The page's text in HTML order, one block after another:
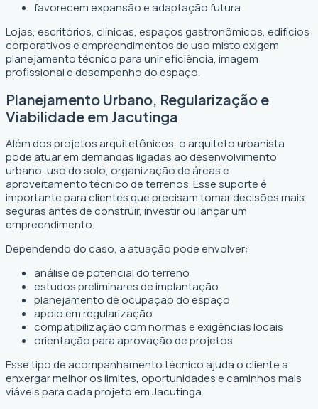
favorecem expansão e adaptação futura
Lojas, escritórios, clínicas, espaços gastronômicos, edifícios
corporativos e empreendimentos de uso misto exigem
planejamento técnico para unir eficiência, imagem
profissional e desempenho do espaço.
Planejamento Urbano, Regularização e
Viabilidade em Jacutinga
Além dos projetos arquitetônicos, o arquiteto urbanista
pode atuar em demandas ligadas ao desenvolvimento
urbano, uso do solo, organização de áreas e
aproveitamento técnico de terrenos. Esse suporte é
importante para clientes que precisam tomar decisões mais
seguras antes de construir, investir ou lançar um
empreendimento.
Dependendo do caso, a atuação pode envolver:
análise de potencial do terreno
estudos preliminares de implantação
planejamento de ocupação do espaço
apoio em regularização
compatibilização com normas e exigências locais
orientação para aprovação de projetos
Esse tipo de acompanhamento técnico ajuda o cliente a
enxergar melhor os limites, oportunidades e caminhos mais
viáveis para cada projeto em Jacutinga.